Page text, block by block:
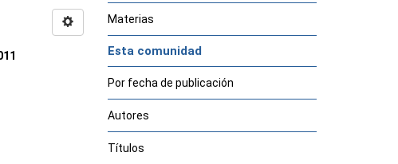
Materias
Esta comunidad
Por fecha de publicación
Autores
Títulos